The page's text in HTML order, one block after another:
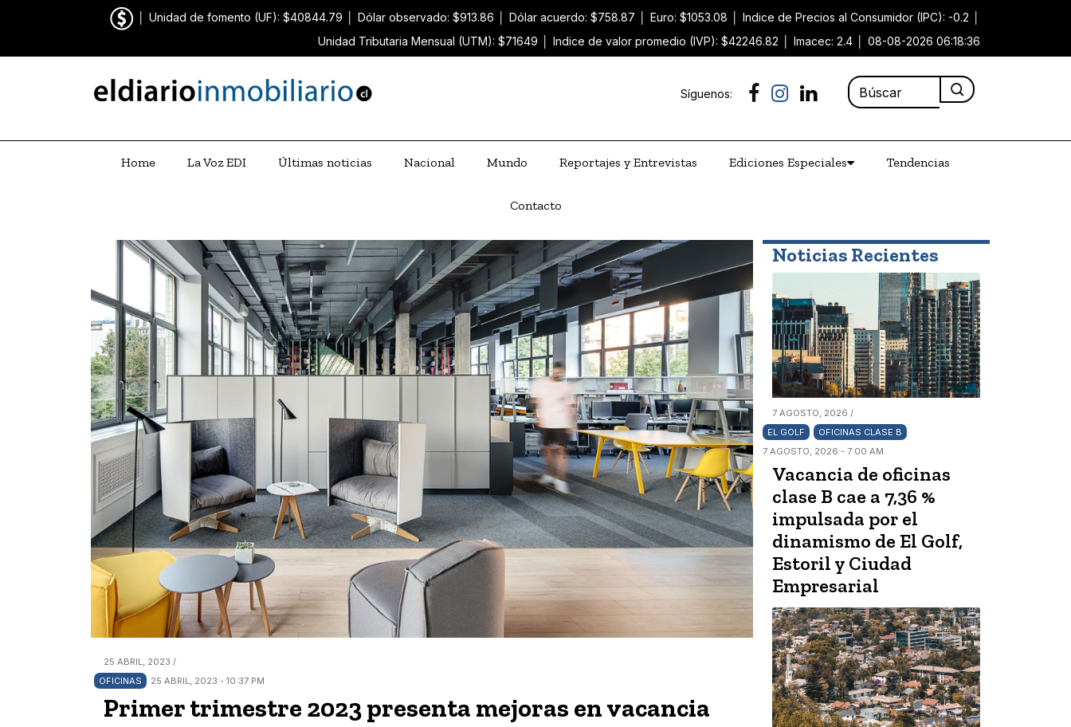
Unidad de fomento (UF): $40844.79 Dólar observado: $913.86 Dólar acuerdo: $758.87 Euro: $1053.08 Indice de Precios al Consumidor (IPC): -0.2
Unidad Tributaria Mensual (UTM): $71649
Indice de valor promedio (IVP): $42246.82 Imacec: 2.4 08-08-2026 06:18:36
Síguenos:
Home La Voz EDI Últimas noticias Nacional Mundo Reportajes y Entrevistas Ediciones Especiales Tendencias
Contacto
25 ABRIL, 2023 /
OFICINAS
25 ABRIL, 2023 - 10:37 PM
Primer trimestre 2023 presenta mejoras en vacancia
Noticias Recientes
7 AGOSTO, 2026 /
EL GOLF
OFICINAS CLASE B
7 AGOSTO, 2026 - 7:00 AM
Vacancia de oficinas
clase B cae a 7,36 %
impulsada por el
dinamismo de El Golf,
Estoril y Ciudad
Empresarial